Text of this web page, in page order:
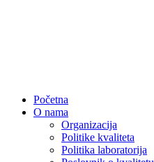
Početna
O nama
Organizacija
Politike kvaliteta
Politika laboratorija